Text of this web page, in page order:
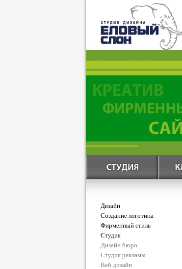
Дизайн
Создание логотипа
Фирменный стиль
Студия
Дизайн бюро
Студия рекламы
Веб дизайн